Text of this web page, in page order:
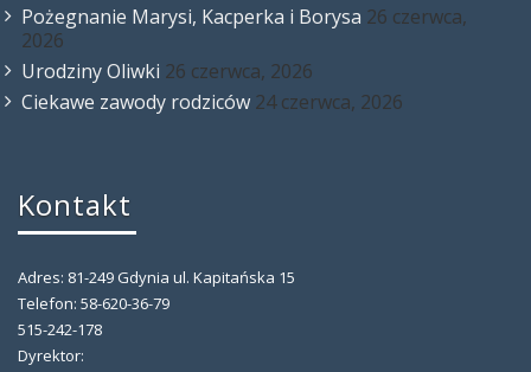
Pożegnanie Marysi, Kacperka i Borysa 26 czerwca,
2026
Urodziny Oliwki 26 czerwca, 2026
Ciekawe zawody rodziców 24 czerwca, 2026
Kontakt
Adres: 81-249 Gdynia ul. Kapitańska 15
Telefon: 58-620-36-79
515-242-178
Dyrektor: